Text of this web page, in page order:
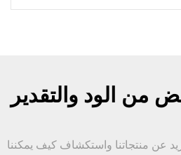
من الود والتقدير
عن منتجاتنا واستكشاف كيف يمكننا